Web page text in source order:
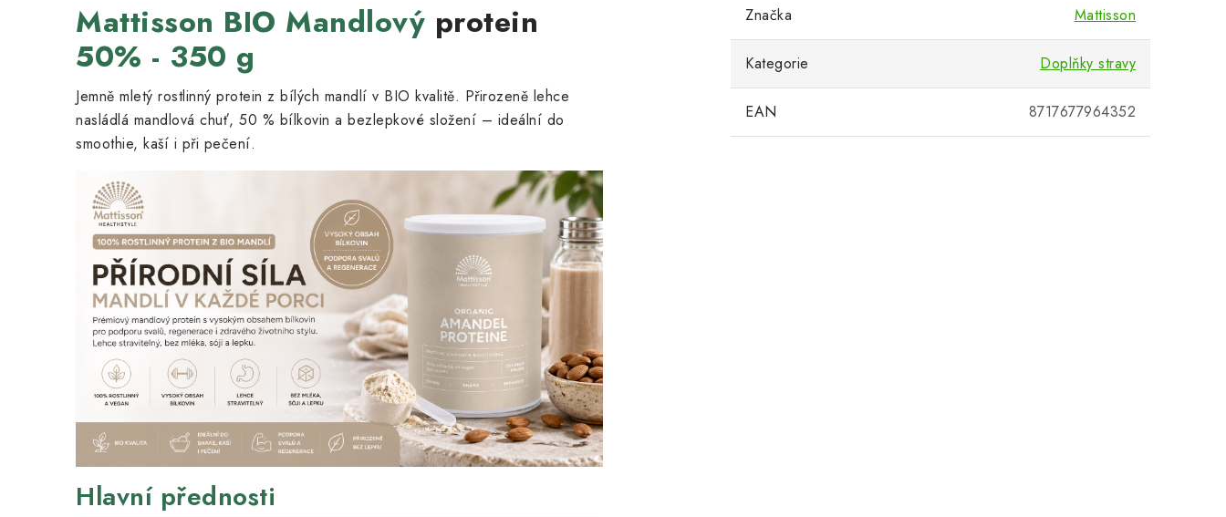
Mattisson BIO Mandlový protein
50% - 350 g
Jemně mletý rostlinný protein z bílých mandlí v BIO kvalitě. Přirozeně lehce
nasládlá mandlová chuť, 50 % bílkovin a bezlepkové složení – ideální do
smoothie, kaší i při pečení.
Hlavní přednosti
Značka Mattisson
Kategorie Doplňky stravy
EAN 8717677964352